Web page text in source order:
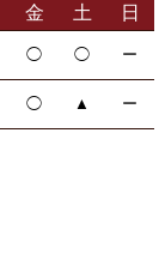
金 土 日
◯ ◯ ー
◯ ▲ ー